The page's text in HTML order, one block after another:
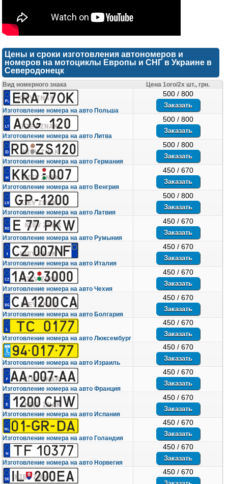
Цены и сроки изготовления автономеров и
номеров на мотоциклы Европы и СНГ в Украине в
Северодонецк
Вид номерного знака Цена 1ого/2х шт., грн.
Изготовление номера на авто Польша
500 / 800
Изготовление номера на авто Литва
500 / 800
Изготовление номера на авто Германия
500 / 800
Изготовление номера на авто Венгрия
450 / 670
Изготовление номера на авто Латвия
500 / 800
Изготовление номера на авто Румыния
450 / 670
Изготовление номера на авто Италия
450 / 670
Изготовление номера на авто Чехия
450 / 670
Изготовление номера на авто Болгария
450 / 670
Изготовление номера на авто Люксембург
450 / 670
Изготовление номера на авто Израиль
450 / 670
Изготовление номера на авто Франция
450 / 670
Изготовление номера на авто Испания
450 / 670
Изготовление номера на авто Голандия
450 / 670
Изготовление номера на авто Норвегия
450 / 670
450 / 670